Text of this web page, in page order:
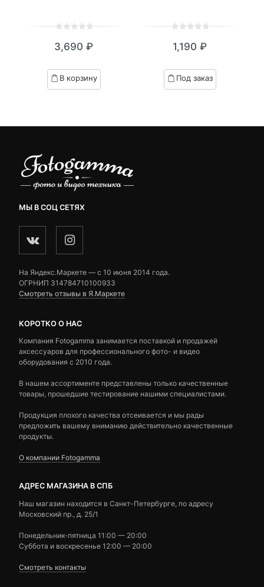
out
based
on
3,690 ₽
В корзину
out
based
on
1,190 ₽
Под заказ
МЫ В СОЦ СЕТЯХ
На Яндекс.Маркете — c 10 июня 2014 года.
ОГРНИП 314784710100933
Смотреть отзывы в Я.Маркете
КОРОТКО О НАС
Компания Fotogamma занимается поставкой и продажей
аксессуаров для профессионального фото- и видео
оборудования с 2010 года.
В нашем ассортименте представлены только качественные
товары, прошедшие тестирование нашими специалистами.
Продукция плохого качества отсеивается и мы рады
предложить вашему вниманию действительно качественные
продукты.
О компании Fotogamma
АДРЕС МАГАЗИНА В СПБ
Наш магазин находится в Санкт-Петербурге, по адресу
Московский пр., д. 25/1
Понедельник-пятница 11:00 — 20:00
Суббота и воскресенье 12:00 — 20:00
Смотреть контакты